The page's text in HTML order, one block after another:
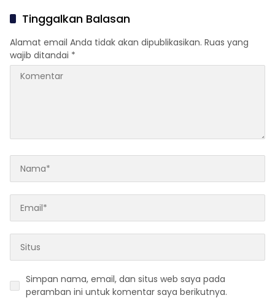
Tinggalkan Balasan
Alamat email Anda tidak akan dipublikasikan. Ruas yang
wajib ditandai *
Simpan nama, email, dan situs web saya pada
peramban ini untuk komentar saya berikutnya.